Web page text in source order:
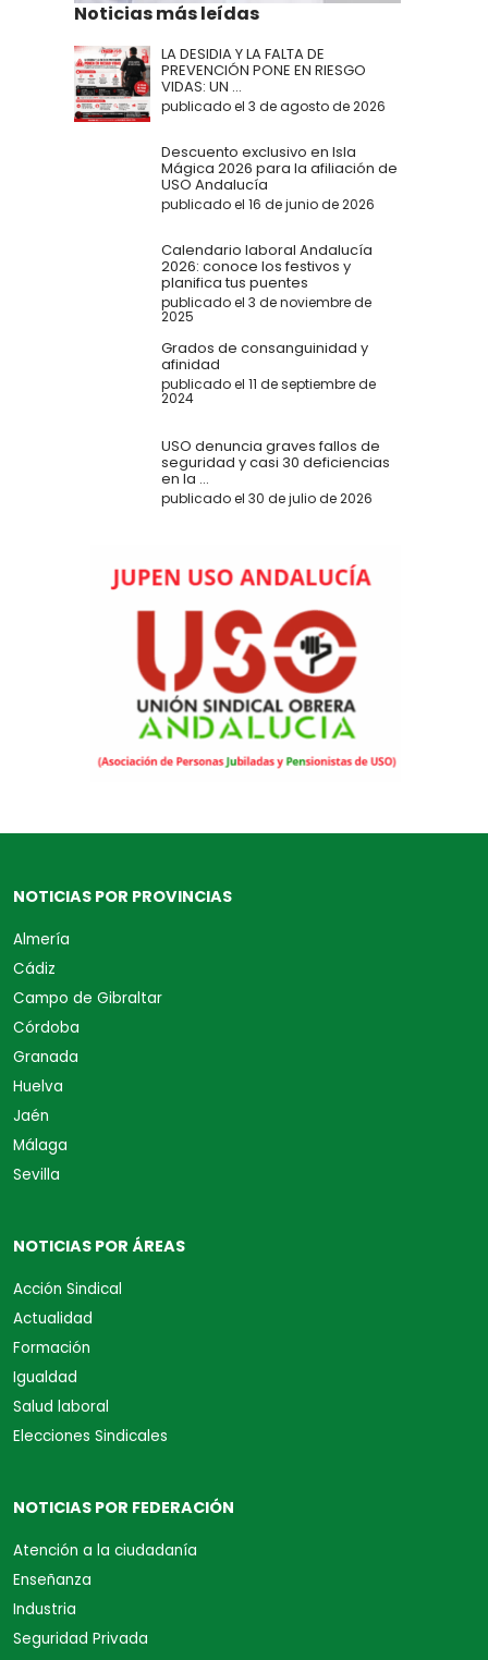
Noticias más leídas
LA DESIDIA Y LA FALTA DE
PREVENCIÓN PONE EN RIESGO
VIDAS: UN ...
publicado el 3 de agosto de 2026
Descuento exclusivo en Isla
Mágica 2026 para la afiliación de
USO Andalucía
publicado el 16 de junio de 2026
Calendario laboral Andalucía
2026: conoce los festivos y
planifica tus puentes
publicado el 3 de noviembre de
2025
Grados de consanguinidad y
afinidad
publicado el 11 de septiembre de
2024
USO denuncia graves fallos de
seguridad y casi 30 deficiencias
en la ...
publicado el 30 de julio de 2026
NOTICIAS POR PROVINCIAS
Almería
Cádiz
Campo de Gibraltar
Córdoba
Granada
Huelva
Jaén
Málaga
Sevilla
NOTICIAS POR ÁREAS
Acción Sindical
Actualidad
Formación
Igualdad
Salud laboral
Elecciones Sindicales
NOTICIAS POR FEDERACIÓN
Atención a la ciudadanía
Enseñanza
Industria
Seguridad Privada